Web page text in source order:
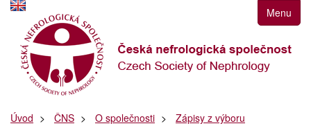
k
navigaci
Přejít
obsah
k
Menu
Úvod ČNS O společnosti
Zápisy z výboru